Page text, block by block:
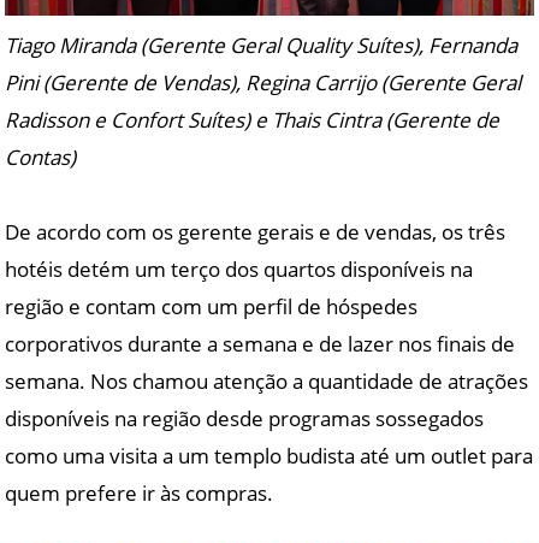
Tiago Miranda (Gerente Geral Quality Suítes), Fernanda
Pini (Gerente de Vendas), Regina Carrijo (Gerente Geral
Radisson e Confort Suítes) e Thais Cintra (Gerente de
Contas)
De acordo com os gerente gerais e de vendas, os três
hotéis detém um terço dos quartos disponíveis na
região e contam com um perfil de hóspedes
corporativos durante a semana e de lazer nos finais de
semana. Nos chamou atenção a quantidade de atrações
disponíveis na região desde programas sossegados
como uma visita a um templo budista até um outlet para
quem prefere ir às compras.